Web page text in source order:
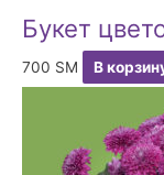
Букет
700 ЅМ В